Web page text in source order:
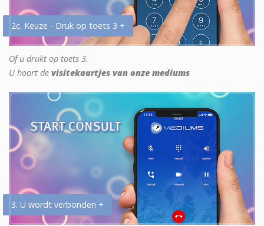
2c. Keuze - Druk op toets 3 +
Of u drukt op toets 3.
U hoort de visitekaartjes van onze mediums
3. U wordt verbonden +